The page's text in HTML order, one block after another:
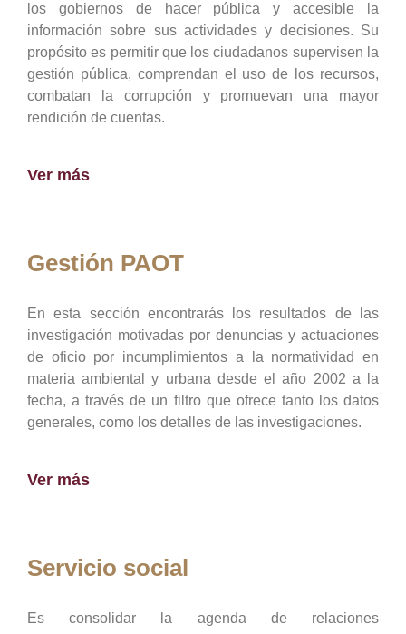
los gobiernos de hacer pública y accesible la
información sobre sus actividades y decisiones. Su
propósito es permitir que los ciudadanos supervisen la
gestión pública, comprendan el uso de los recursos,
combatan la corrupción y promuevan una mayor
rendición de cuentas.
Ver más
Gestión PAOT
En esta sección encontrarás los resultados de las
investigación motivadas por denuncias y actuaciones
de oficio por incumplimientos a la normatividad en
materia ambiental y urbana desde el año 2002 a la
fecha, a través de un filtro que ofrece tanto los datos
generales, como los detalles de las investigaciones.
Ver más
Servicio social
Es consolidar la agenda de relaciones